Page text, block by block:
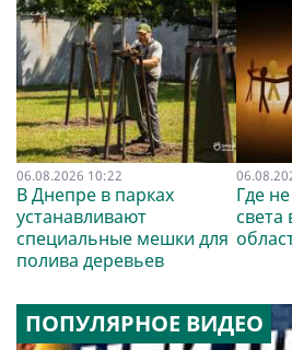
06.08.2026 10:22
В Днепре в парках
устанавливают
специальные мешки для
полива деревьев
Где
света
ПОПУЛЯРНОЕ ВИДЕО